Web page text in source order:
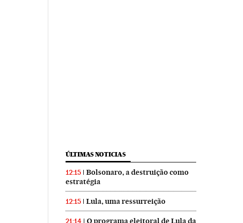
ÚLTIMAS NOTICIAS
12:15
Bolsonaro, a destruição como
estratégia
12:15 Lula, uma ressurreição
21:14
O programa eleitoral de Lula da